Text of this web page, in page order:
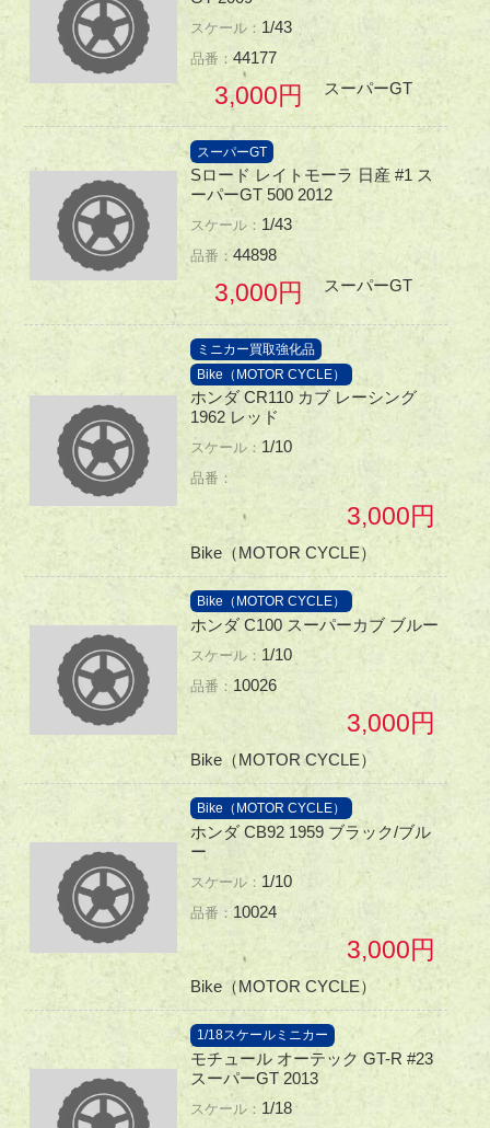
1/43
44177
3,000 スーパーGT
スーパーGT
Sロード レイトモーラ 日産 #1 ス
ーパーGT 500 2012
1/43
44898
3,000 スーパーGT
ミニカー買取強化品
Bike（MOTOR CYCLE）
ホンダ CR110 カブ レーシング
1962 レッド
1/10
3,000
Bike（MOTOR CYCLE）
Bike（MOTOR CYCLE）
ホンダ C100 スーパーカブ ブルー
1/10
10026
3,000
Bike（MOTOR CYCLE）
Bike（MOTOR CYCLE）
ホンダ CB92 1959 ブラック/ブル
ー
1/10
10024
3,000
Bike（MOTOR CYCLE）
1/18スケールミニカー
モチュール オーテック GT-R #23
スーパーGT 2013
1/18